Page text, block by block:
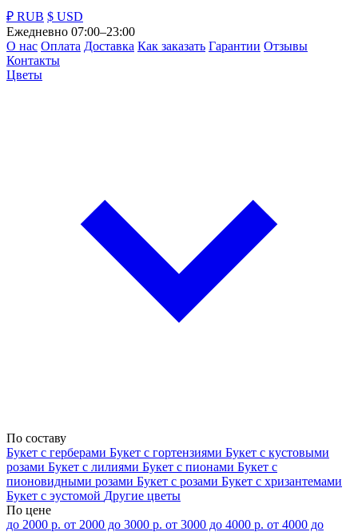
₽ RUB $ USD
Ежедневно 07:00–23:00
О нас Оплата Доставка Как заказать Гарантии Отзывы
Контакты
Цветы
По составу
Букет с герберами Букет с гортензиями Букет с кустовыми
розами Букет с лилиями Букет с пионами Букет с
пионовидными розами Букет с розами Букет с хризантемами
Букет с эустомой Другие цветы
По цене
до 2000 р. от 2000 до 3000 р. от 3000 до 4000 р. от 4000 до